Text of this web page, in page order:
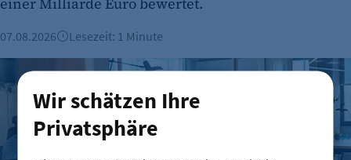
Wir schätzen Ihre
Privatsphäre
07.08.2026 Lesezeit: 1 Minute
Gründungszahlen steigen, Bürokratie bleibt größte Hürde